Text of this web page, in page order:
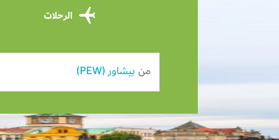
الرحلات
من